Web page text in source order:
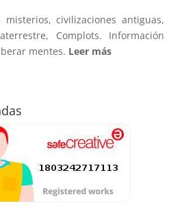
civilizaciones antiguas,
Complots. Información
mentes. Leer más